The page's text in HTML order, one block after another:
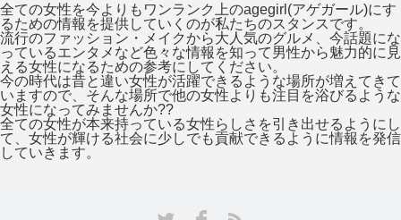
全ての女性を今よりもワンランク上のagegirl(アゲガール)にす
るための情報を提供していくのが私たちのスタンスです。
流行のファッション・メイクから大人気のグルメ、今話題にな
っているエンタメなど色々な情報を知って男性から魅力的に見
える女性になるための参考にしてください。
今の時代は昔と違い女性が活躍できるような場所が増えてきて
いますので、そんな場所で他の女性よりも注目を浴びるような
女性になってみませんか??
全ての女性が本来持っている女性らしさを引き出せるようにし
て、女性が輝ける社会に少しでも貢献できるように情報を発信
していきます。